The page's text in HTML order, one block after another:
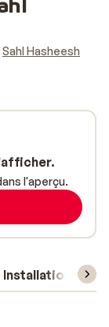
Sahl Hasheesh
Installations
l'aperçu.